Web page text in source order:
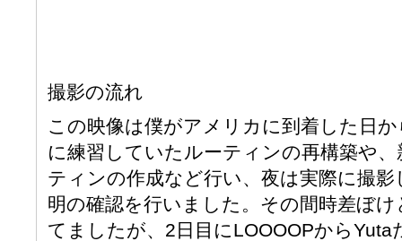
撮影の流れ
この映像は僕がアメリカに到着した日
に練習していたルーティンの再構築や
ティンの作成など行い、夜は実際に撮
明の確認を行いました。その間時差ぼ
てましたが、2日目にLOOOOPから